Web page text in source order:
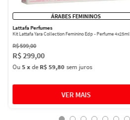
ÁRABES FEMININOS
Lattafa Perfumes
Kit Lattafa Yara Collection Feminino Edp - Perfume 4x25ml
R$599,00
R$299,00
Ou5 xdeR$ 59,80 sem juros